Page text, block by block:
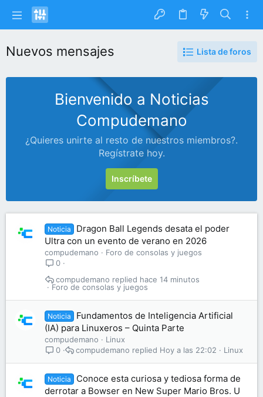
Nuevos mensajes Lista de foros
Bienvenido a Noticias
Compudemano
¿Quieres unirte al resto de nuestros miembros?.
Regístrate hoy.
Inscríbete
Noticia
Dragon Ball Legends desata el poder
Ultra con un evento de verano en 2026
compudemano
Foro de consolas y juegos
0
Foro de consolas y juegos
hace 14 minutos
compudemano
Noticia
Fundamentos de Inteligencia Artificial
(IA) para Linuxeros – Quinta Parte
compudemano
Linux
0
Linux
Hoy a las 22:02
compudemano
Noticia
Conoce esta curiosa y tediosa forma de
derrotar a Bowser en New Super Mario Bros. U